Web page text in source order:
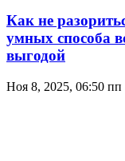
Как не
умных способа
выгодой
Ноя 8, 2025, 06:50 пп